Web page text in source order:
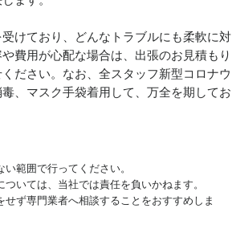
けており、どんなトラブルにも柔軟に対
費用が心配な場合は、出張のお見積もり
ださい。なお、全スタッフ新型コロナウ
、マスク手袋着用して、万全を期してお
範囲で行ってください。
いては、当社では責任を負いかねます。
ず専門業者へ相談することをおすすめしま